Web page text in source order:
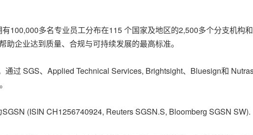
100,000多名专业员工分布在115 个国家及地区的2,500多个分支机构
企业达到质量、合规与可持续发展的最高标准。
通过 SGS、Applied Technical Services, Brightsight、Bluesign和
(ISIN CH1256740924, Reuters SGSN.S, Bloomberg SGSN SW).